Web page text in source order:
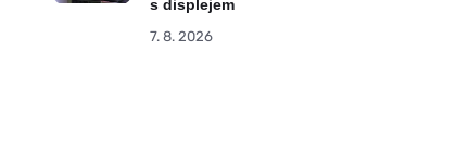
s displejem
7. 8. 2026